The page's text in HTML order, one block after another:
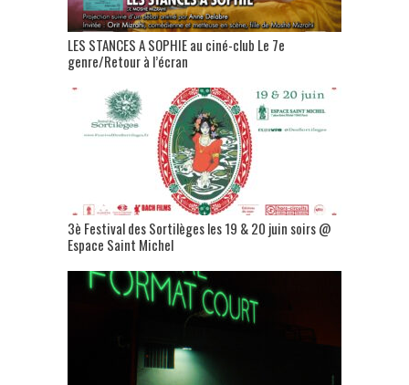
LES STANCES A SOPHIE au ciné-club Le 7e
genre/Retour à l’écran
3è Festival des Sortilèges les 19 & 20 juin soirs @
Espace Saint Michel